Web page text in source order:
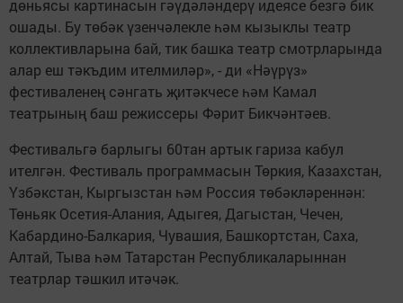
дөньясы картинасын гәүдәләндерү идеясе безгә бик
ошады. Бу төбәк үзенчәлекле һәм кызыклы театр
коллективларына бай, тик башка театр смотрларында
алар еш тәкъдим ителмиләр», - ди «Нәүрүз»
фестиваленең сәнгать җитәкчесе һәм Камал
театрының баш режиссеры Фәрит Бикчәнтәев.
Фестивальгә барлыгы 60тан артык гариза кабул
ителгән. Фестиваль программасын Төркия, Казахстан,
Үзбәкстан, Кыргызстан һәм Россия төбәкләреннән:
Төньяк Осетия-Алания, Адыгея, Дагыстан, Чечен,
Кабардино-Балкария, Чувашия, Башкортстан, Саха,
Алтай, Тыва һәм Татарстан Республикаларыннан
театрлар тәшкил итәчәк.